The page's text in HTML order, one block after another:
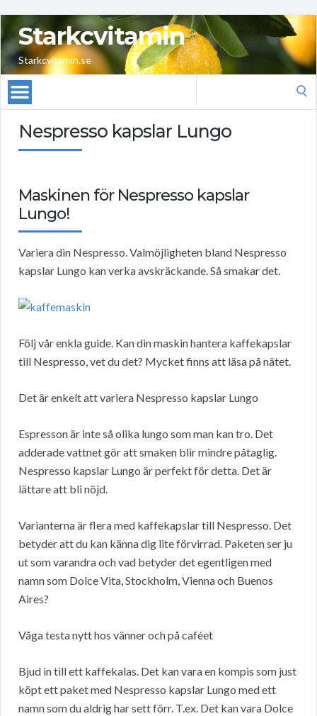
Starkcvitamin
Starkcvitamin.se
Nespresso kapslar Lungo
Maskinen för Nespresso kapslar
Lungo!
Variera din Nespresso. Valmöjligheten bland Nespresso
kapslar Lungo kan verka avskräckande. Så smakar det.
Följ vår enkla guide. Kan din maskin hantera kaffekapslar
till Nespresso, vet du det? Mycket finns att läsa på nätet.
Det är enkelt att variera Nespresso kapslar Lungo
Espresson är inte så olika lungo som man kan tro. Det
adderade vattnet gör att smaken blir mindre påtaglig.
Nespresso kapslar Lungo är perfekt för detta. Det är
lättare att bli nöjd.
Varianterna är flera med kaffekapslar till Nespresso. Det
betyder att du kan känna dig lite förvirrad. Paketen ser ju
ut som varandra och vad betyder det egentligen med
namn som Dolce Vita, Stockholm, Vienna och Buenos
Aires?
Våga testa nytt hos vänner och på caféet
Bjud in till ett kaffekalas. Det kan vara en kompis som just
köpt ett paket med Nespresso kapslar Lungo med ett
namn som du aldrig har sett förr. T.ex. Det kan vara Dolce